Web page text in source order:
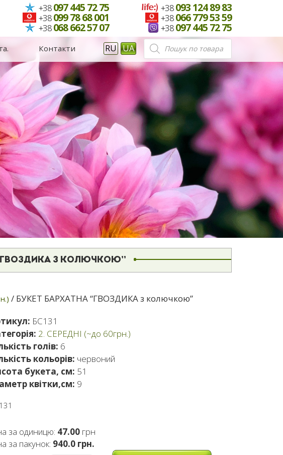
+38097 445 72 75 +38093 124 89 83
+38099 78 68 001 +38066 779 53 59
+38068 662 57 07 +38097 445 72 75
Контакти RU UA Пошук
товарів
З КОЛЮЧКОЮ”
/ БУКЕТ БАРХАТНА “ГВОЗДИКА з колючкою”
БС131
2. СЕРЕДНІ (~до 60грн.)
голів: 6
кольорів: червоний
букета, см: 51
квітки,см: 9
за одиницю: 47.00 грн
за пакунок: 940.0 грн.